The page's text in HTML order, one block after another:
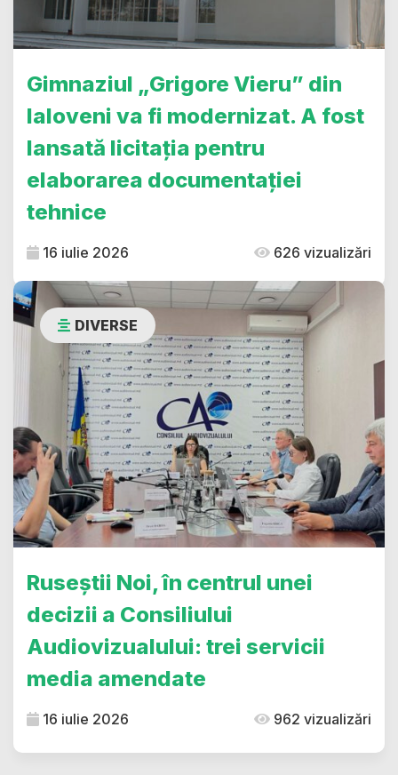
Gimnaziul „Grigore Vieru” din
Ialoveni va fi modernizat. A fost
lansată licitația pentru
elaborarea documentației
tehnice
16 iulie 2026 626 vizualizări
DIVERSE
Ruseștii Noi, în centrul unei
decizii a Consiliului
Audiovizualului: trei servicii
media amendate
16 iulie 2026 962 vizualizări